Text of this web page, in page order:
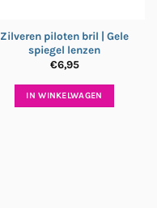
Zilveren piloten bril | Gele
spiegel lenzen
€6,95
IN WINKELWAGEN